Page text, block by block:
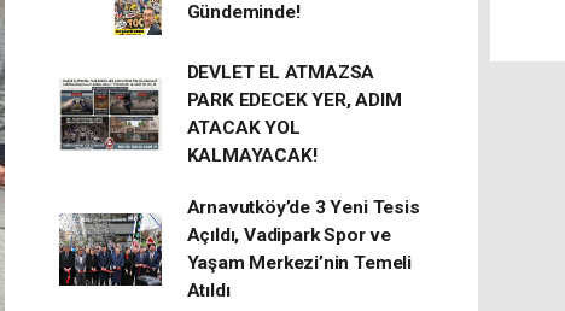
Gündeminde!
DEVLET EL ATMAZSA
PARK EDECEK YER, ADIM
ATACAK YOL
KALMAYACAK!
Arnavutköy’de 3 Yeni Tesis
Açıldı, Vadipark Spor ve
Yaşam Merkezi’nin Temeli
Atıldı